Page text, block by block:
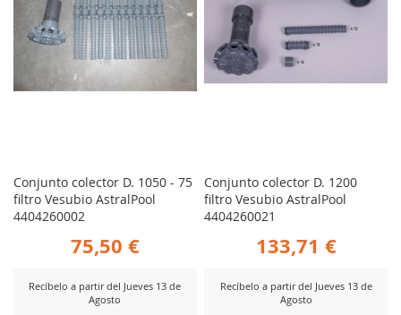
Conjunto colector D. 1050 - 75
filtro Vesubio AstralPool
4404260002
75,50 €
Recíbelo a partir del Jueves 13 de
Agosto
Conjunto colector D. 1200
filtro Vesubio AstralPool
4404260021
133,71 €
Recíbelo a partir del Jueves 13 de
Agosto